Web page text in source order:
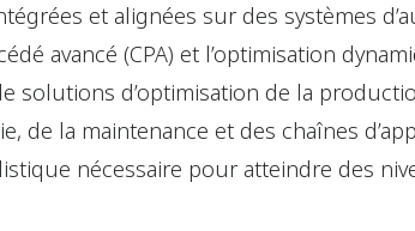
et alignées sur des systèmes
avancé (CPA) et l’optimisation
solutions d’optimisation de la
de la maintenance et des chaînes
nécessaire pour atteindre des